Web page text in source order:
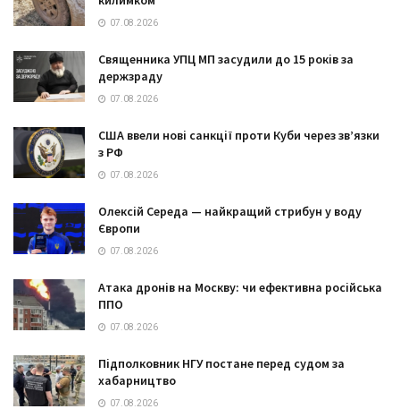
07.08.2026
Священника УПЦ МП засудили до 15 років за
держзраду
07.08.2026
США ввели нові санкції проти Куби через зв’язки
з РФ
07.08.2026
Олексій Середа — найкращий стрибун у воду
Європи
07.08.2026
Атака дронів на Москву: чи ефективна російська
ППО
07.08.2026
Підполковник НГУ постане перед судом за
хабарництво
07.08.2026